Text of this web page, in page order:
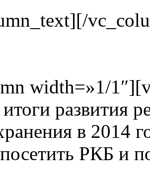
width=»1/
развития
в 2014
РКБ и